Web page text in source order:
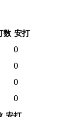
数 安打
0
0
0
0